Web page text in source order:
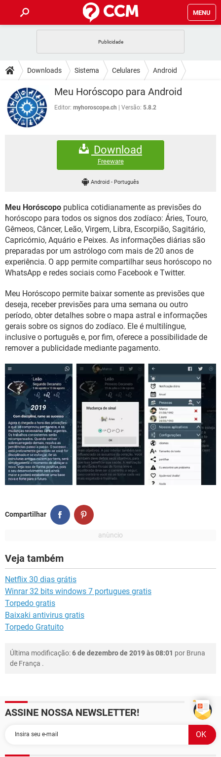
MENU
CELULAR FACEBOOK
OUTLOOK EXCEL
INSTAGRAM GMAIL
GUIA DE COMPRAS
DICAS
JOGOS WHATSAPP
CELULAR FACEBOOK
OUTLOOK
DOWNLOADS
JOGOS WHATSAPP
CELULAR
EXCEL
GMAIL
FÓRUM
FACEBOOK
EXCEL
GMAIL
WHATSAPP
INSTAGRAM GMAIL
GUIA DE COMPRAS
Downloads Sistema Celulares Android
Meu Horóscopo para Android
Editor: myhoroscope.ch Versão: 5.8.2
Download
Freeware
Android - Português
Meu Horóscopo publica cotidianamente as previsões do
horóscopo para todos os signos dos zodíaco: Áries, Touro,
Gêmeos, Câncer, Leão, Virgem, Libra, Escorpião, Sagitário,
Capricórnio, Aquário e Peixes. As informações diárias são
preparadas por um astrólogo com mais de 20 anos de
experiência. O app permite compartilhar seus horóscopo no
WhatsApp e redes sociais como Facebook e Twitter.
Meu Horóscopo permite baixar somente as previsões que
deseja, receber previsões para uma semana ou outro
período, obter detalhes sobre o mapa astral e informações
gerais sobre os signos do zodíaco. Ele é multilíngue,
inclusive o português e, por fim, oferece a possibilidade de
remover a publicidade mediante pagamento.
Compartilhar
Veja também
Netflix 30 dias grátis
Winrar 32 bits windows 7 portugues gratis
Torpedo gratis
Baixaki antivirus gratis
Torpedo Gratuito
Última modificação:6 de dezembro de 2019 às 08:01 por Bruna
de França .
ASSINE NOSSA NEWSLETTER!